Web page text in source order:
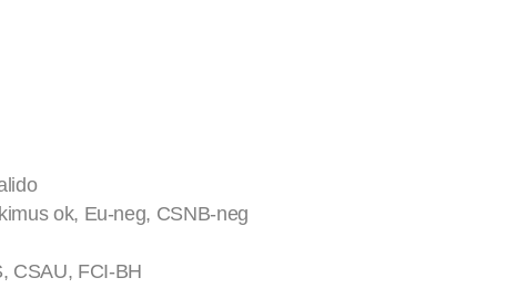
ok, Eu-neg, CSNB-neg
CSAU, FCI-BH